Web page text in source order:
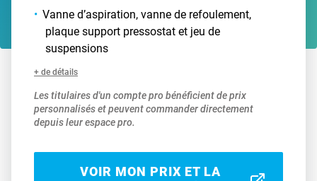
Vanne d’aspiration, vanne de refoulement,
plaque support pressostat et jeu de
suspensions
+ de détails
Les titulaires d'un compte pro bénéficient de prix
personnalisés et peuvent commander directement
depuis leur espace pro.
VOIR MON PRIX ET LA